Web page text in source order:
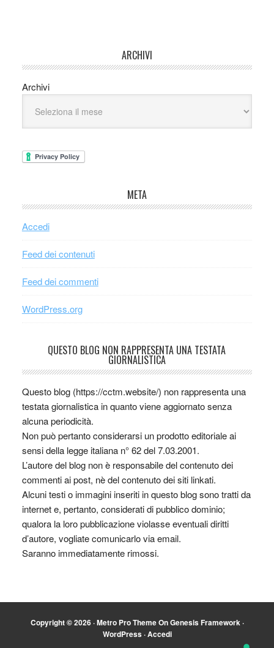
ARCHIVI
Archivi
META
Accedi
Feed dei contenuti
Feed dei commenti
WordPress.org
QUESTO BLOG NON RAPPRESENTA UNA TESTATA
GIORNALISTICA
Questo blog (https://cctm.website/) non rappresenta una
testata giornalistica in quanto viene aggiornato senza
alcuna periodicità.
Non può pertanto considerarsi un prodotto editoriale ai
sensi della legge italiana n° 62 del 7.03.2001.
L’autore del blog non è responsabile del contenuto dei
commenti ai post, nè del contenuto dei siti linkati.
Alcuni testi o immagini inseriti in questo blog sono tratti da
internet e, pertanto, considerati di pubblico dominio;
qualora la loro pubblicazione violasse eventuali diritti
d’autore, vogliate comunicarlo via email.
Saranno immediatamente rimossi.
Copyright © 2026 ·Metro Pro ThemeOnGenesis Framework·
WordPress·Accedi